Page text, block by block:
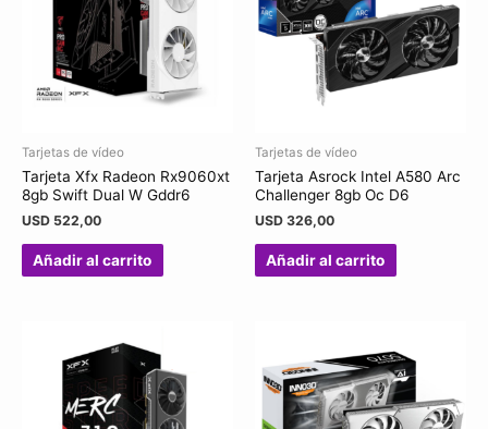
Tarjetas de vídeo
Tarjeta Xfx Radeon Rx9060xt
8gb Swift Dual W Gddr6
USD 522,00
Añadir al carrito
Tarjetas de vídeo
Tarjeta Asrock Intel A580 Arc
Challenger 8gb Oc D6
USD 326,00
Añadir al carrito